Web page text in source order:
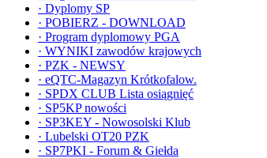
· Dyplomy SP
· POBIERZ - DOWNLOAD
· Program dyplomowy PGA
· WYNIKI zawodów krajowych
· PZK - NEWSY
· eQTC-Magazyn Krótkofalow.
· SPDX CLUB Lista osiągnięć
· SP5KP nowości
· SP3KEY - Nowosolski Klub
· Lubelski OT20 PZK
· SP7PKI - Forum & Giełda